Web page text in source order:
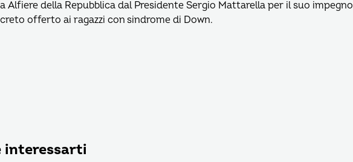
Alfiere della Repubblica dal Presidente Sergio Mattarella per il suo impegno
offerto ai ragazzi con sindrome di Down.
interessarti